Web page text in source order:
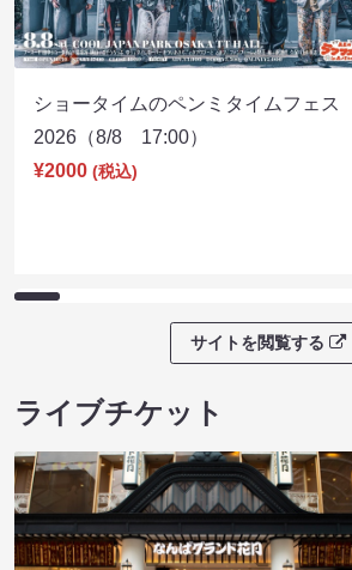
ショータイムのペンミタイムフェス
2026（8/8 17:00）
¥2000 (税込)
サイトを閲覧する
ライブチケット